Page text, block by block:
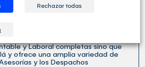
y Laboral completas sino que
y ofrece una amplia variedad de
y los Despachos
Rechazar todas